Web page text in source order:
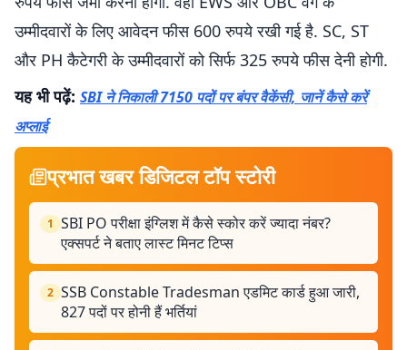
उम्मीदवारों के लिए आवेदन फीस 600 रुपये रखी गई है. SC, ST
और PH कैटेगरी के उम्मीदवारों को सिर्फ 325 रुपये फीस देनी होगी.
यह भी पढ़ें: SBI ने निकाली 7150 पदों पर बंपर वैकेंसी, जानें कैसे करें
अप्लाई
प्रभात खबर डिजिटल टॉप स्टोरी
1 SBI PO परीक्षा इंग्लिश में कैसे स्कोर करें ज्यादा नंबर?
एक्सपर्ट ने बताए लास्ट मिनट टिप्स
2 SSB Constable Tradesman एडमिट कार्ड हुआ जारी,
827 पदों पर होनी हैं भर्तियां